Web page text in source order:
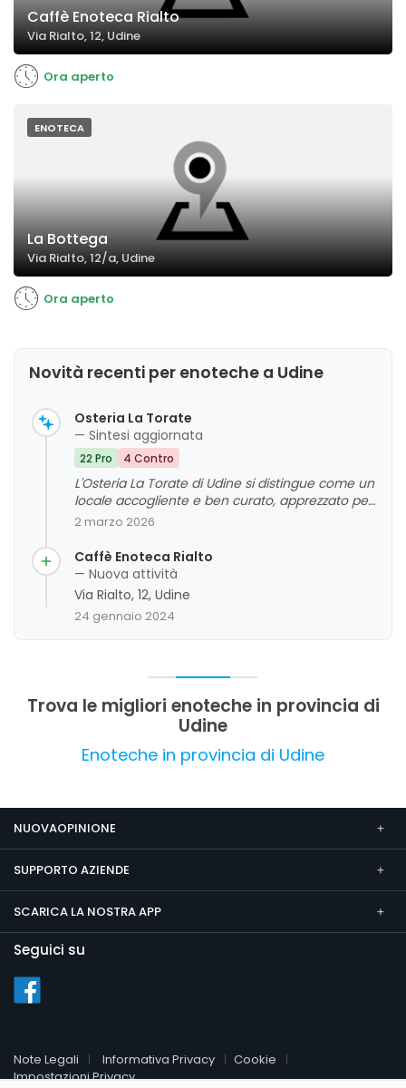
Caffè Enoteca Rialto
Via Rialto, 12, Udine
Ora aperto
ENOTECA
La Bottega
Via Rialto, 12/a, Udine
Ora aperto
Novità recenti per enoteche a Udine
Osteria La Torate
— Sintesi aggiornata
22 Pro 4 Contro
L'Osteria La Torate di Udine si distingue come un
locale accogliente e ben curato, apprezzato per
la qualità dei prodotti, il servizio cordiale e
valorizza soprattutto la bontà del cibo, i vini del
territorio e la simpatia dello staff, rendendo il
locale un punto di riferimento per aperitivi e
incontri conviviali. Sebbene alcuni commenti
evidenzino ambienti piccoli o aspetti da
2 marzo 2026
Caffè Enoteca Rialto
— Nuova attività
Via Rialto, 12, Udine
24 gennaio 2024
Trova le migliori enoteche in provincia di
Udine
Enoteche in provincia di Udine
NUOVAOPINIONE
SUPPORTO AZIENDE
SCARICA LA NOSTRA APP
Seguici su
Note Legali Informativa Privacy
Cookie
Impostazioni Privacy